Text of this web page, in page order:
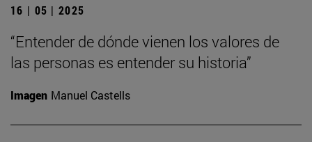
16 | 05 | 2025
“Entender de dónde vienen los valores de
las personas es entender su historia”
Imagen Manuel Castells